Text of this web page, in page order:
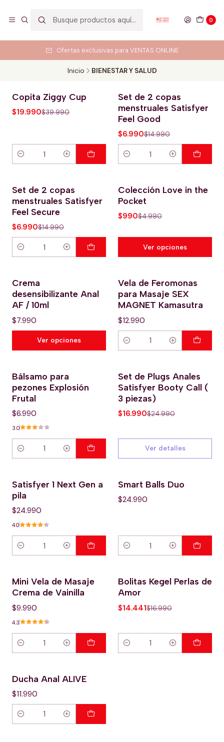
0
Ofertas exclusivas para VENTAS ONLINE
Inicio BIENESTAR Y SALUD
-50% OFERTA HOT
Copita Ziggy Cup
$19.990$39.990
Cantidad
-53% OFERTA HOT
Set de 2 copas
menstruales Satisfyer
Feel Good
$6.990$14.990
Cantidad
-53% OFERTA HOT
Set de 2 copas
menstruales Satisfyer
Feel Secure
$6.990$14.990
Cantidad
-80% OFERTA HOT
Colección Love in the
Pocket
$990$4.990
Ver opciones
Crema
desensibilizante Anal
AF / 10ml
$7.990
Ver opciones
Vela de Feromonas
para Masaje SEX
MAGNET Kamasutra
$12.990
Cantidad
Bálsamo para
pezones Explosión
Frutal
$6.990
3.0
Cantidad
-32% OFERTA HOT
No disponible
Set de Plugs Anales
Satisfyer Booty Call (
3 piezas)
$16.990$24.990
Ver detalles
Satisfyer 1 Next Gen a
pila
$24.990
4.0
Cantidad
Smart Balls Duo
$24.990
Cantidad
Mini Vela de Masaje
Crema de Vainilla
$9.990
4.3
Cantidad
-15% OFERTA HOT
Bolitas Kegel Perlas de
Amor
$14.441$16.990
Cantidad
Ducha Anal ALIVE
$11.990
Cantidad